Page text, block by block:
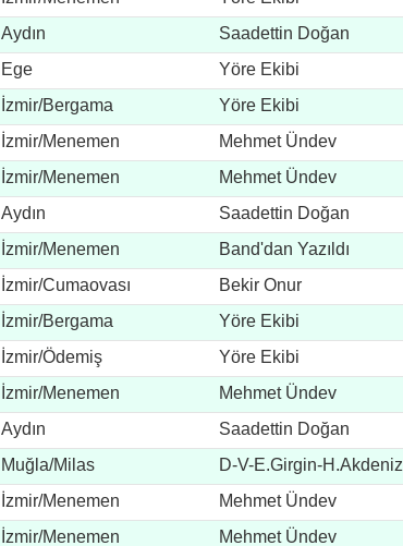
Aydın Saadettin Doğan
Ege Yöre Ekibi
İzmir/Bergama Yöre Ekibi
İzmir/Menemen Mehmet Ündev
İzmir/Menemen Mehmet Ündev
Aydın Saadettin Doğan
İzmir/Menemen Band'dan Yazıldı
İzmir/Cumaovası Bekir Onur
İzmir/Bergama Yöre Ekibi
İzmir/Ödemiş Yöre Ekibi
İzmir/Menemen Mehmet Ündev
Aydın Saadettin Doğan
Muğla/Milas D-V-E.Girgin-H.Akdeniz
İzmir/Menemen Mehmet Ündev
İzmir/Menemen Mehmet Ündev